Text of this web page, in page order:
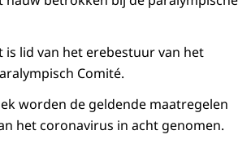
is lid van het erebestuur van het
Comité.
worden de geldende maatregelen
het coronavirus in acht genomen.